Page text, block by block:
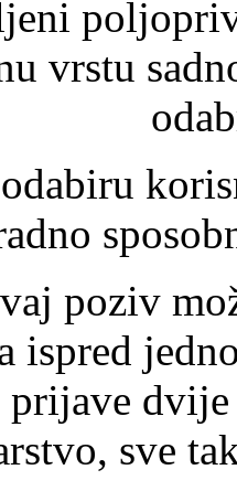
vrstu
poziv
ispred
sve